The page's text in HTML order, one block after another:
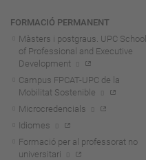
FORMACIÓ PERMANENT
Màsters i postgraus. UPC School
of Professional and Executive
Development
Campus FPCAT-UPC de la
Mobilitat Sostenible
Microcredencials
Idiomes
Formació per al professorat no
universitari